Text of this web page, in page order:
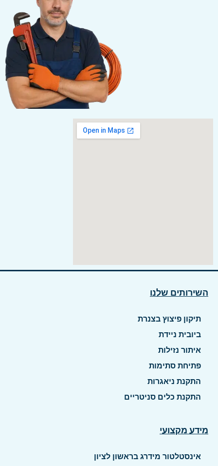
השירותים שלנו
תיקון פיצוץ בצנרת
ביובית ניידת
איתור נזילות
פתיחת סתימות
התקנת ניאגרות
התקנת כלים סניטריים
מידע מקצועי
אינסטלטור מידרג בראשון לציון